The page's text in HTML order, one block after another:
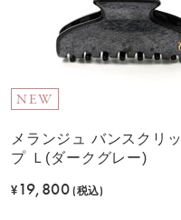
NEW
メランジュ バンスクリッ
プ Ｌ(ダークグレー)
¥ 19,800(税込)